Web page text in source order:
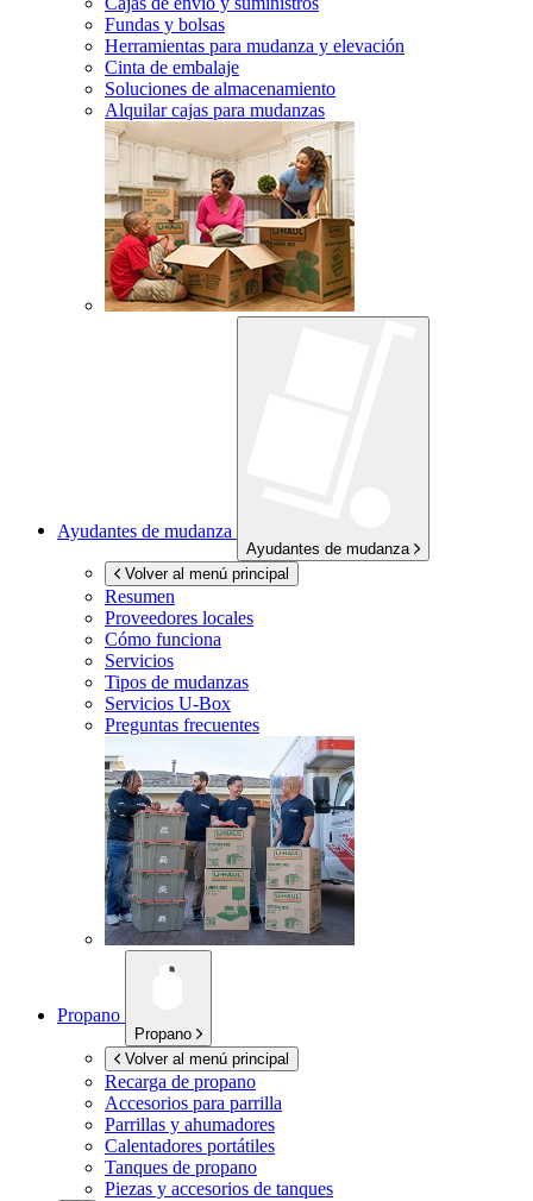
Fundas y bolsas
Herramientas para mudanza y elevación
Cinta de embalaje
Soluciones de almacenamiento
Alquilar cajas para mudanzas
Ayudantes de mudanza
Ayudantes de mudanza
Volver al menú principal
Resumen
Proveedores locales
Cómo funciona
Servicios
Tipos de mudanzas
Servicios U-Box
Preguntas frecuentes
Propano
Propano
Volver al menú principal
Recarga de propano
Accesorios para parrilla
Parrillas y ahumadores
Calentadores portátiles
Tanques de propano
Piezas y accesorios de tanques